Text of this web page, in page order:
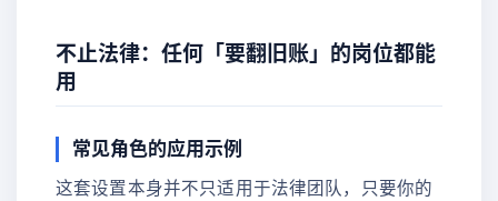
不止法律：任何「要翻旧账」的岗位都能
用
常见角色的应用示例
这套设置本身并不只适用于法律团队，只要你的